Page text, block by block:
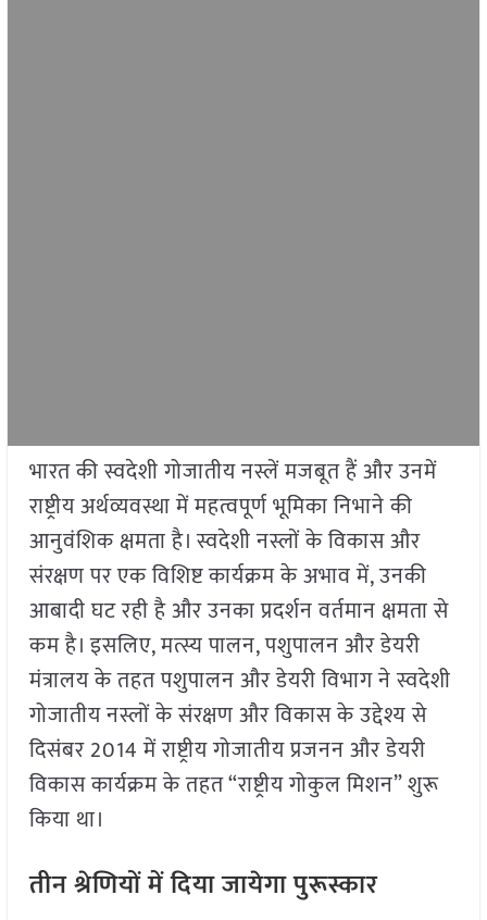
भारत की स्वदेशी गोजातीय नस्लें मजबूत हैं और उनमें
राष्ट्रीय अर्थव्यवस्था में महत्वपूर्ण भूमिका निभाने की
आनुवंशिक क्षमता है। स्वदेशी नस्लों के विकास और
संरक्षण पर एक विशिष्ट कार्यक्रम के अभाव में, उनकी
आबादी घट रही है और उनका प्रदर्शन वर्तमान क्षमता से
कम है। इसलिए, मत्स्य पालन, पशुपालन और डेयरी
मंत्रालय के तहत पशुपालन और डेयरी विभाग ने स्वदेशी
गोजातीय नस्लों के संरक्षण और विकास के उद्देश्य से
दिसंबर 2014 में राष्ट्रीय गोजातीय प्रजनन और डेयरी
विकास कार्यक्रम के तहत “राष्ट्रीय गोकुल मिशन” शुरू
किया था।
तीन श्रेणियों में दिया जायेगा पुरूस्कार